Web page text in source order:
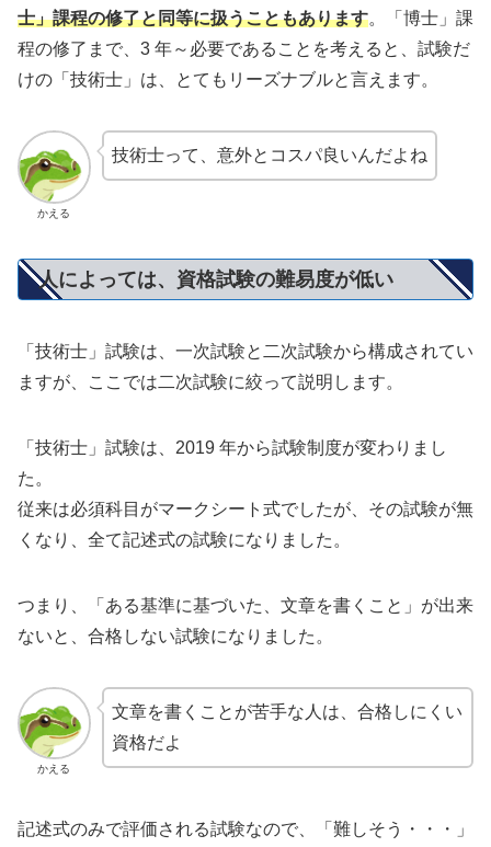
士」課程の修了と同等に扱うこともあります。「博士」課
程の修了まで、3 年～必要であることを考えると、試験だ
けの「技術士」は、とてもリーズナブルと言えます。
かえる
技術士って、意外とコスパ良いんだよね
人によっては、資格試験の難易度が低い
「技術士」試験は、一次試験と二次試験から構成されてい
ますが、ここでは二次試験に絞って説明します。
「技術士」試験は、2019 年から試験制度が変わりまし
た。
従来は必須科目がマークシート式でしたが、その試験が無
くなり、全て記述式の試験になりました。
つまり、「ある基準に基づいた、文章を書くこと」が出来
ないと、合格しない試験になりました。
かえる
文章を書くことが苦手な人は、合格しにくい
資格だよ
記述式のみで評価される試験なので、「難しそう・・・」